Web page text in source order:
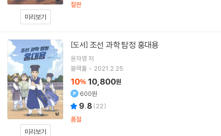
미리보기
절판
미리보기
[도서] 조선 과학 탐정 홍대용
윤자영 저
블랙홀
2021.2.25.
10% 10,800원
600원
9.8 (22)
품절